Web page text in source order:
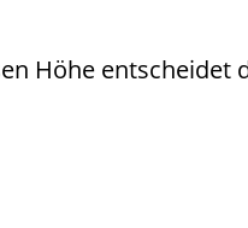
Höhe